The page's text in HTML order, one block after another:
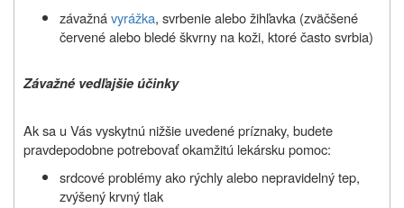
závažnávyrážka, svrbenie alebožihľavka (zväčšené
červené alebo bledé škvrny na koži, ktoré často svrbia)
Závažné vedľajšie účinky
Ak sa u Vás vyskytnú nižšie uvedené príznaky, budete
pravdepodobne potrebovať okamžitú lekársku pomoc:
srdcové problémy ako rýchly alebo nepravidelný tep,
zvýšený krvný tlak